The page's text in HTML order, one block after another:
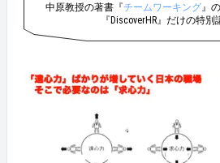
中原教授の著書『チームワーキング 』
『DiscoverHR』だけの特別